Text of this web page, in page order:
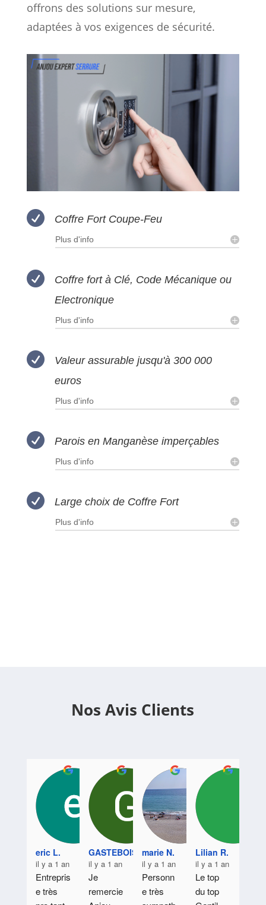
offrons des solutions sur mesure,
adaptées à vos exigences de sécurité.
 Coffre Fort Coupe-Feu
Plus d'info

Coffre fort à Clé, Code Mécanique ou
Electronique
Plus d'info

Valeur assurable jusqu'à 300 000
euros
Plus d'info
 Parois en Manganèse imperçables
Plus d'info
 Large choix de Coffre Fort
Plus d'info
Nos Avis Clients
eric L.
il y a 1 an
Entrepris
e très
GASTEBOIS L.
il y a 1 an
Je
remercie
marie N.
il y a 1 an
Personn
e très
Lilian R.
il y a 1 an
Le top
du top